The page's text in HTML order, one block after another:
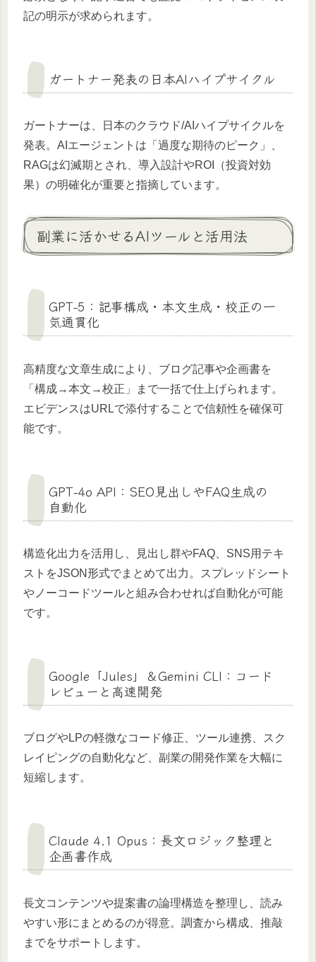
記の明示が求められます。
ガートナー発表の日本AIハイプサイクル
ガートナーは、日本のクラウド/AIハイプサイクルを
発表。AIエージェントは「過度な期待のピーク」、
RAGは幻滅期とされ、導入設計やROI（投資対効
果）の明確化が重要と指摘しています。
副業に活かせるAIツールと活用法
GPT-5：記事構成・本文生成・校正の一
気通貫化
高精度な文章生成により、ブログ記事や企画書を
「構成→本文→校正」まで一括で仕上げられます。
エビデンスはURLで添付することで信頼性を確保可
能です。
GPT-4o API：SEO見出しやFAQ生成の
自動化
構造化出力を活用し、見出し群やFAQ、SNS用テキ
ストをJSON形式でまとめて出力。スプレッドシート
やノーコードツールと組み合わせれば自動化が可能
です。
Google「Jules」＆Gemini CLI：コード
レビューと高速開発
ブログやLPの軽微なコード修正、ツール連携、スク
レイピングの自動化など、副業の開発作業を大幅に
短縮します。
Claude 4.1 Opus：長文ロジック整理と
企画書作成
長文コンテンツや提案書の論理構造を整理し、読み
やすい形にまとめるのが得意。調査から構成、推敲
までをサポートします。